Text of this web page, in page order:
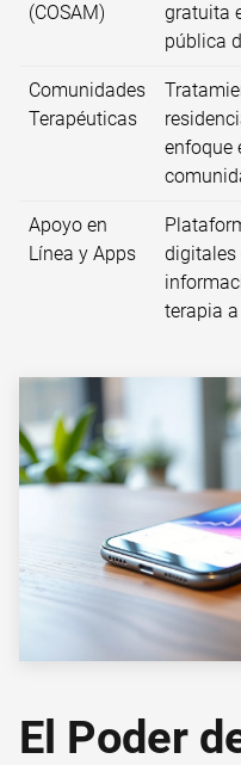
(COSAM)
gratuita
pública
Comunidades
Terapéuticas
enfoque
Apoyo en
Línea y Apps
digitales
terapia
El Poder